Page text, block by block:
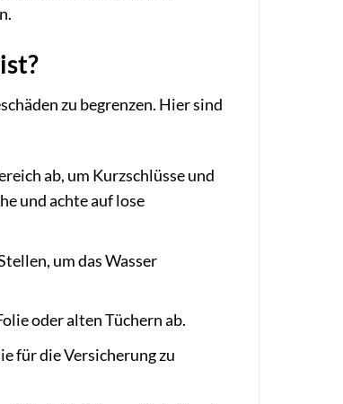
zu begrenzen. Hier sind
ab, um Kurzschlüsse und
und achte auf lose
um das Wasser
oder alten Tüchern ab.
für die Versicherung zu